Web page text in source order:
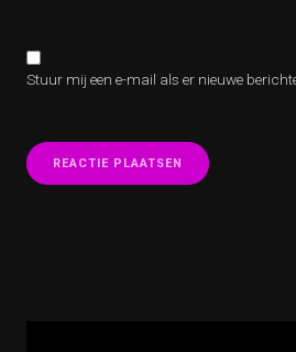
Stuur mij een e-mail als er nieuwe